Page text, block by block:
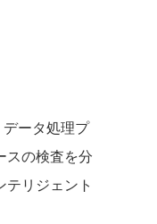
ータ処理プ
スの検査を分
リジェント